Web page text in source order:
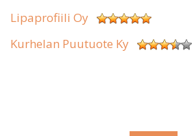
Lipaprofiili Oy
Kurhelan Puutuote Ky